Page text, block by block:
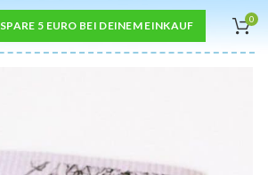
SPARE 5 EURO BEI DEINEM EINKAUF 0